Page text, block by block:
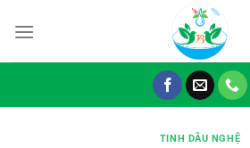
đến
TINH DẦU NGHỆ